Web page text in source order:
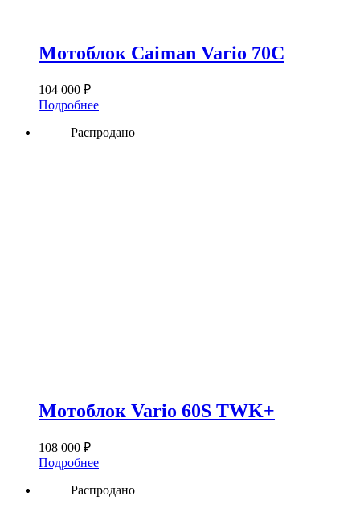
Мотоблок Caiman Vario 70C
104 000 ₽
Подробнее
Распродано
Мотоблок Vario 60S TWK+
108 000 ₽
Подробнее
Распродано